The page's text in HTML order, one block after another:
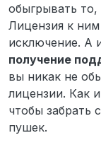
обыгрывать
Лицензия к
исключение. А
получение
вы никак не
лицензии. Как
чтобы забрать
пушек.